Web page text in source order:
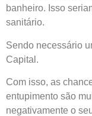
banheiro. Isso
sanitário.
Sendo necessário
Capital.
Com isso, as
entupimento são
negativamente o